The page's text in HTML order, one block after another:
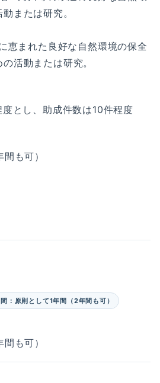
または研究。
恵まれた良好な自然環境の保全
活動または研究。
とし、助成件数は10件程度
も可）
：原則として1年間（2年間も可）
も可）